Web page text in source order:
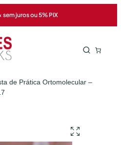
sem juros ou 5% PIX
de Prática Ortomolecular –